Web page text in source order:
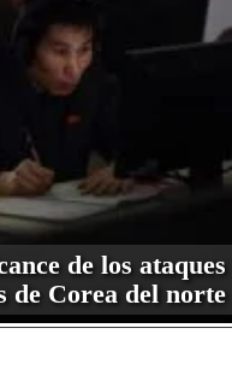
de los ataques
de Corea del norte